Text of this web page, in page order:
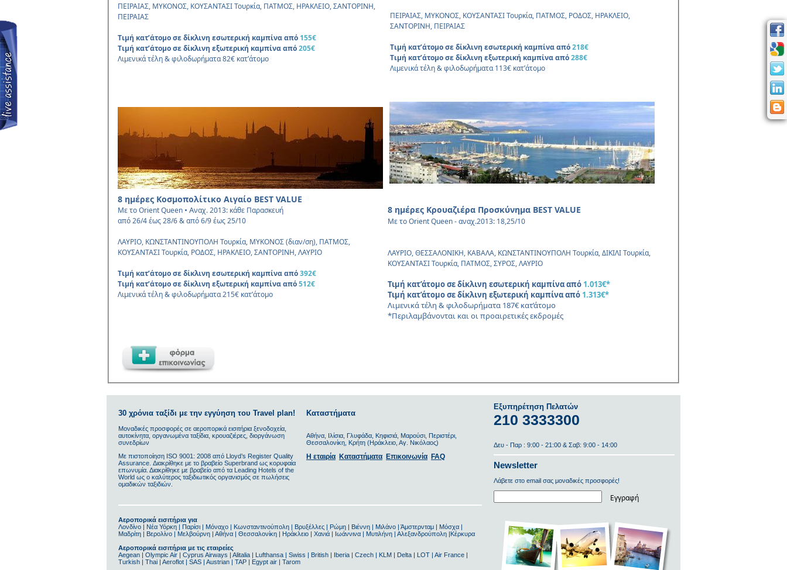
ΠΕΙΡΑΙΑΣ, ΜΥΚΟΝΟΣ, ΚΟΥΣΑΝΤΑΣΙ Τουρκία, ΠΑΤΜΟΣ, ΗΡΑΚΛΕΙΟ, ΣΑΝΤΟΡΙΝΗ,
ΠΕΙΡΑΙΑΣ
Τιμή κατ’άτομο σε δίκλινη εσωτερική καμπίνα από 155€
Τιμή κατ’άτομο σε δίκλινη εξωτερική καμπίνα από205€
Λιμενικά τέλη & φιλοδωρήματα 82€ κατ’άτομο
ΠΕΙΡΑΙΑΣ, ΜΥΚΟΝΟΣ, ΚΟΥΣΑΝΤΑΣΙ Τουρκία, ΠΑΤΜΟΣ, ΡΟΔΟΣ, ΗΡΑΚΛΕΙΟ,
ΣΑΝΤΟΡΙΝΗ, ΠΕΙΡΑΙΑΣ
Τιμή κατ’άτομο σε δίκλινη εσωτερική καμπίνα από218€
Τιμή κατ’άτομο σε δίκλινη εξωτερική καμπίνα από288€
Λιμενικά τέλη & φιλοδωρήματα 113€ κατ’άτομο
8 ημέρες Κοσμοπολίτικο Αιγαίο BEST VALUE
Με το Orient Queen • Aναχ. 2013: κάθε Παρασκευή
από 26/4 έως 28/6 & από 6/9 έως 25/10
ΛΑΥΡΙΟ, ΚΩΝΣΤΑΝΤΙΝΟΥΠΟΛΗ Τουρκία, ΜΥΚΟΝΟΣ (διαν/ση), ΠΑΤΜΟΣ,
ΚΟΥΣΑΝΤΑΣΙ Τουρκία, ΡΟΔΟΣ, ΗΡΑΚΛΕΙΟ, ΣΑΝΤΟΡΙΝΗ, ΛΑΥΡΙΟ
Τιμή κατ’άτομο σε δίκλινη εσωτερική καμπίνα από392€
Τιμή κατ’άτομο σε δίκλινη εξωτερική καμπίνα από512€
Λιμενικά τέλη & φιλοδωρήματα 215€ κατ’άτομο
8 ημέρες Κρουαζιέρα Προσκύνημα BEST VALUE
Με το Orient Queen - αναχ.2013: 18,25/10
ΛΑΥΡΙΟ, ΘΕΣΣΑΛΟΝΙΚΗ, ΚΑΒΑΛΑ, ΚΩΝΣΤΑΝΤΙΝΟΥΠΟΛΗ Τουρκία, ΔΙΚΙΛΙ Τουρκία,
ΚΟΥΣΑΝΤΑΣΙ Τουρκία, ΠΑΤΜΟΣ, ΣΥΡΟΣ, ΛΑΥΡΙΟ
Τιμή κατ’άτομο σε δίκλινη εσωτερική καμπίνα από 1.013€*
Τιμή κατ’άτομο σε δίκλινη εξωτερική καμπίνα από 1.313€*
Λιμενικά τέλη & φιλοδωρήματα 187€ κατ’άτομο
*Περιλαμβάνονται και οι προαιρετικές εκδρομές
30 χρόνια ταξίδι με την εγγύηση του Travel plan!
Μοναδικές προσφορές σε αεροπορικά εισιτήρια ξενοδοχεία,
αυτοκίνητα, οργανωμένα ταξίδια, κρουαζιέρες, διοργάνωση
συνεδρίων
Με πιστοποίηση ΙSO 9001: 2008 από Lloyd’s Register Quality
Assurance. Διακρίθηκε με το βραβείο Superbrand ως κορυφαία
επωνυμία. Διακρίθηκε με βραβείο από τα Leading Hotels of the
World ως ο καλύτερος ταξιδιωτικός οργανισμός σε πωλήσεις
ομαδικών ταξιδιών.
Καταστήματα
Αθήνα, Ιλίσια, Γλυφάδα, Κηφισιά, Μαρούσι, Περιστέρι,
Θεσσαλονίκη, Κρήτη (Ηράκλειο, Αγ. Νικόλαος)
Η εταιρία Καταστήματα Επικοινωνία FAQ
Αεροπορικά εισιτήρια για
Λονδίνο | Νέα Υόρκη | Παρίσι | Μόναχο | Κωνσταντινούπολη | Βρυξέλλες | Ρώμη | Βιέννη | Μιλάνο | Άμστερνταμ | Μόσχα |
Μαδρίτη | Βερολίνο | Μελβούρνη | Αθήνα | Θεσσαλονίκη | Ηράκλειο | Χανιά | Ιωάννινα | Μυτιλήνη | Αλεξανδρούπολη |Κέρκυρα
Αεροπορικά εισιτήρια με τις εταιρείες
Aegean | Olympic Air | Cyprus Airways | Alitalia | Lufthansa | Swiss | British | Iberia | Czech | KLM | Delta | LOT | Air France |
Turkish | Thai | Aeroflot | SAS | Austrian | TAP | Egypt air | Tarom
Εξυπηρέτηση Πελατών
210 3333300
Δευ - Παρ : 9:00 - 21:00 & Σαβ: 9:00 - 14:00
Newsletter
Λάβετε στο email σας μοναδικές προσφορές!